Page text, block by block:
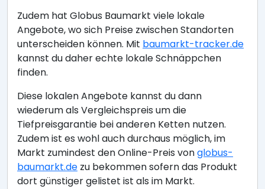
Zudem hat Globus Baumarkt viele lokale
Angebote, wo sich Preise zwischen Standorten
unterscheiden können. Mit baumarkt-tracker.de
kannst du daher echte lokale Schnäppchen
finden.
Diese lokalen Angebote kannst du dann
wiederum als Vergleichspreis um die
Tiefpreisgarantie bei anderen Ketten nutzen.
Zudem ist es wohl auch durchaus möglich, im
Markt zumindest den Online-Preis vonglobus-
baumarkt.de zu bekommen sofern das Produkt
dort günstiger gelistet ist als im Markt.